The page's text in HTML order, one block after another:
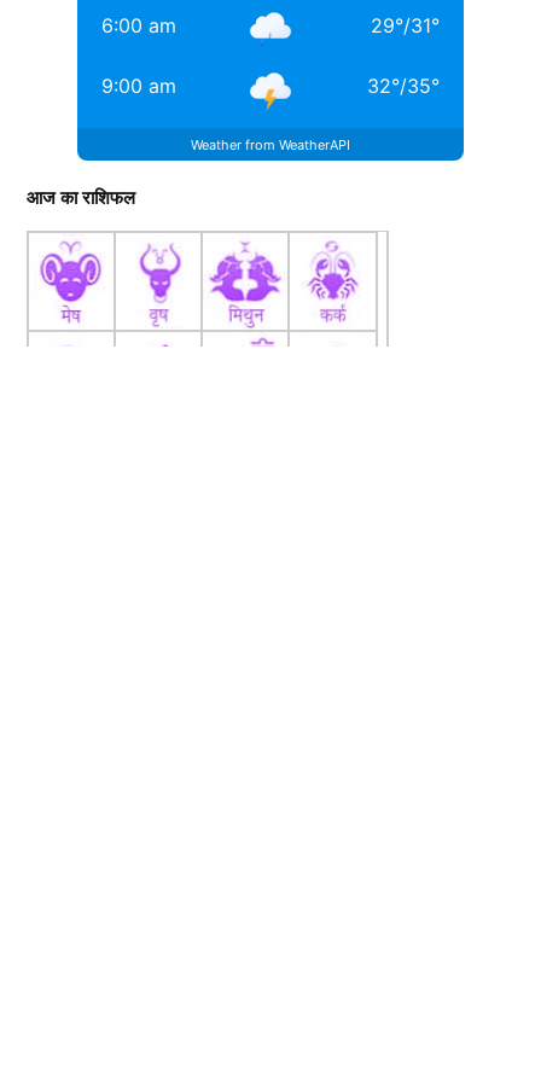
6:00 am 29°/31°
9:00 am 32°/35°
Weather from WeatherAPI
आज का राशिफल